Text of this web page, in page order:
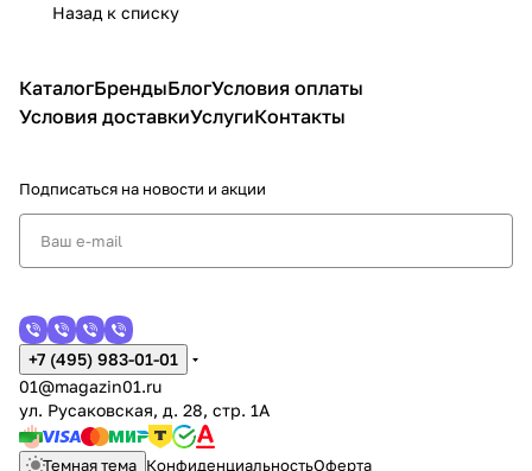
Назад к списку
КаталогБрендыБлогУсловия оплаты
Условия доставкиУслугиКонтакты
Подписаться на новости и акции
+7 (495) 983-01-01
01@magazin01.ru
ул. Русаковская, д. 28, стр. 1А
Темная тема КонфиденциальностьОферта